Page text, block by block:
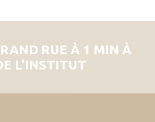
RUE À 1 MIN À
L’INSTITUT